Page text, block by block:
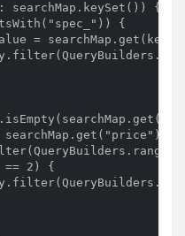
searchMap.keySet()) {
{
=
== 2) {